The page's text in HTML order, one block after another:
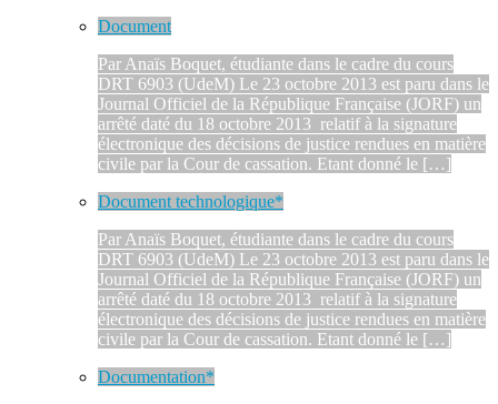
Document
Par Anaïs Boquet, étudiante dans le cadre du cours
DRT 6903 (UdeM) Le 23 octobre 2013 est paru dans le
Journal Officiel de la République Française (JORF) un
arrêté daté du 18 octobre 2013 relatif à la signature
électronique des décisions de justice rendues en matière
civile par la Cour de cassation. Etant donné le […]
Document technologique*
Par Anaïs Boquet, étudiante dans le cadre du cours
DRT 6903 (UdeM) Le 23 octobre 2013 est paru dans le
Journal Officiel de la République Française (JORF) un
arrêté daté du 18 octobre 2013 relatif à la signature
électronique des décisions de justice rendues en matière
civile par la Cour de cassation. Etant donné le […]
Documentation*